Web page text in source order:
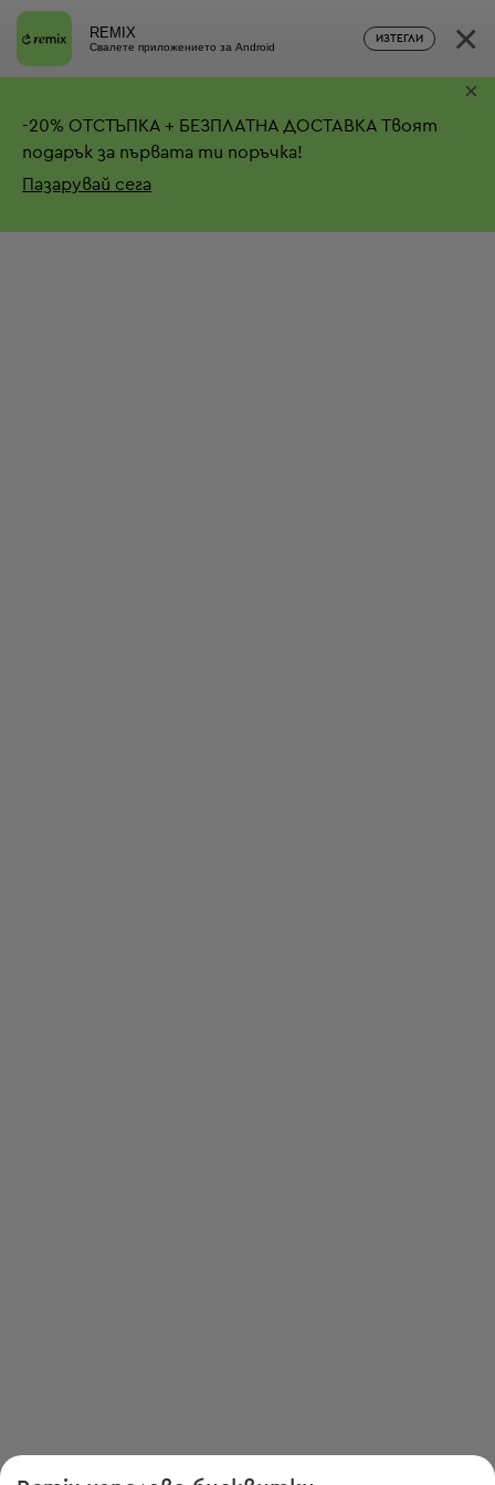
REMIX
Свалете приложението за Android
ИЗТЕГЛИ ×
-20% ОТСТЪПКА + БЕЗПЛАТНА ДОСТАВКА Твоят
подарък за първата ти поръчка!
Пазарувай сега
×